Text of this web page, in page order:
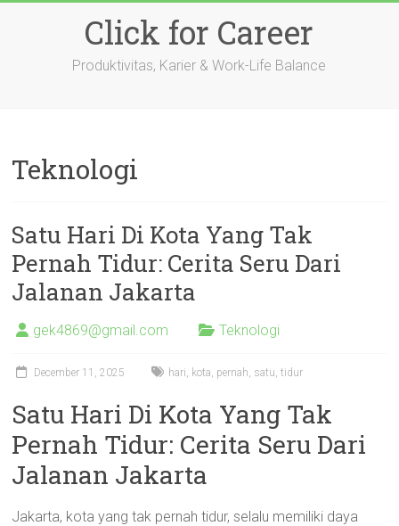
Click for Career
Produktivitas, Karier & Work-Life Balance
Teknologi
Satu Hari Di Kota Yang Tak
Pernah Tidur: Cerita Seru Dari
Jalanan Jakarta
gek4869@gmail.com Teknologi
December 11, 2025 hari, kota, pernah, satu,tidur
Satu Hari Di Kota Yang Tak
Pernah Tidur: Cerita Seru Dari
Jalanan Jakarta
Jakarta, kota yang tak pernah tidur, selalu memiliki daya